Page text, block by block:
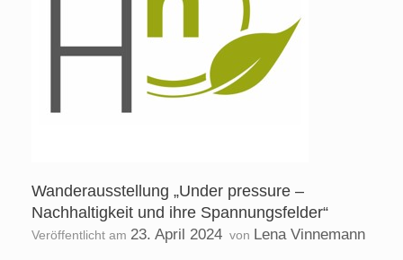
Wanderausstellung „Under pressure –
Nachhaltigkeit und ihre Spannungsfelder“
Veröffentlicht am 23. April 2024 von Lena Vinnemann